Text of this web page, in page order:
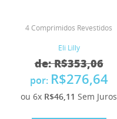
4 Comprimidos Revestidos
Eli Lilly
de: R$353,06
por: R$276,64
ou 6x R$46,11 Sem Juros